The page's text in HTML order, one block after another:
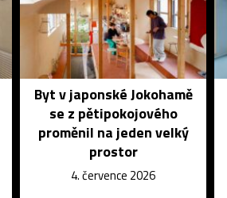
Byt v japonské Jokohamě
se z pětipokojového
proměnil na jeden velký
prostor
4. července 2026